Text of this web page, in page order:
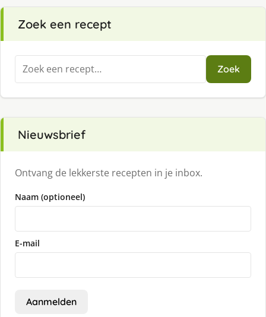
Zoek een recept
Zoeken
naar:
Zoek
Nieuwsbrief
Ontvang de lekkerste recepten in je inbox.
Naam (optioneel)
E-mail
Aanmelden